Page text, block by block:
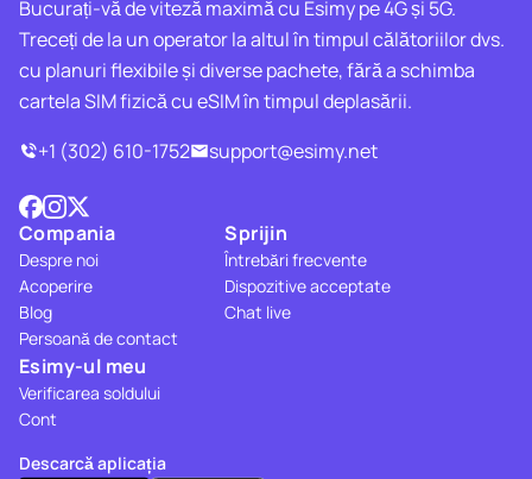
Bucurați-vă de viteză maximă cu Esimy pe 4G și 5G.
Treceți de la un operator la altul în timpul călătoriilor dvs.
cu planuri flexibile și diverse pachete, fără a schimba
cartela SIM fizică cu eSIM în timpul deplasării.
+1 (302) 610-1752
support@esimy.net
Compania
Despre noi
Acoperire
Blog
Persoană de contact
Sprijin
Întrebări frecvente
Dispozitive acceptate
Chat live
Esimy-ul meu
Verificarea soldului
Cont
Descarcă aplicația